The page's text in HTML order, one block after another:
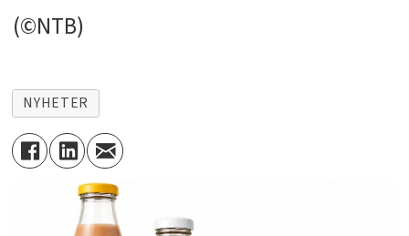
(©NTB)
NYHETER